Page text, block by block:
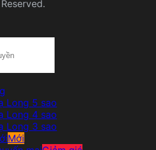
Long 5 sao
Long 4 sao
Long 3 sao